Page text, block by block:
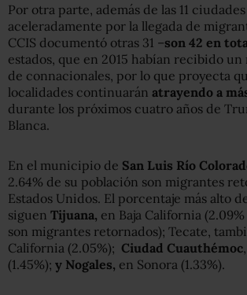
Por otra parte, además de las 11
aceleradamente por la llegada de
CCIS documentó otras 31 –son 42 en
estados, que en 2015 habían recibido
de connacionales, por lo que proyecta
localidades continuarán atrayendo a
durante los próximos cuatro años de
Blanca.
En el municipio de San Luis Río
2.64% de su población son migrantes
Estados Unidos. El porcentaje más alto
siguen Tijuana, en Baja California
son migrantes retornados); Tecate,
California (2.05%); Ciudad Cuauthémoc
(1.45%); y Nogales, en Sonora (1.33%).